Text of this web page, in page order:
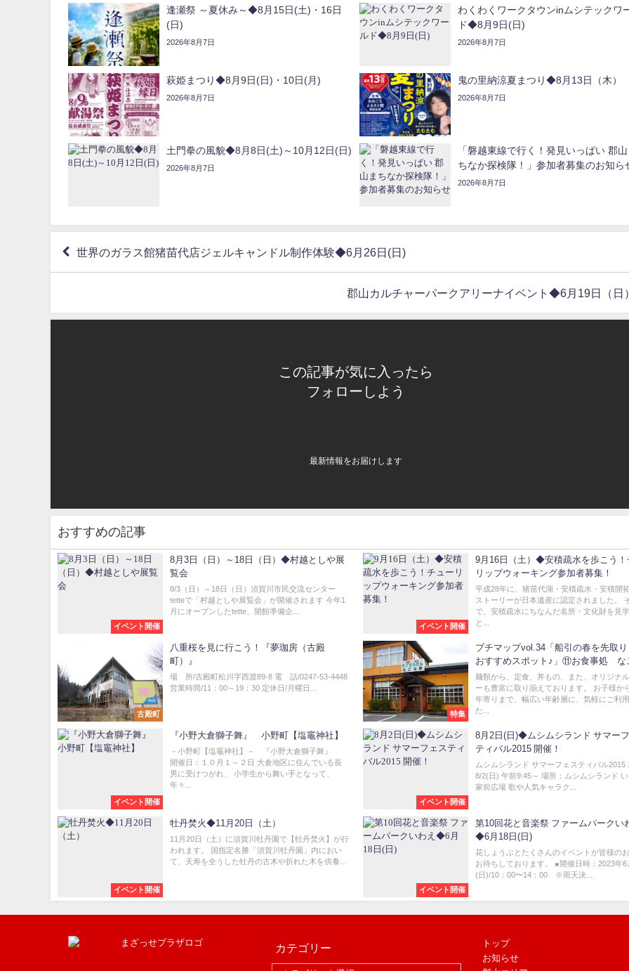
逢瀬祭 ～夏休み～◆8月15日(土)・16日
(日)
2026年8月7日
わくわくワークタウンinムシテックワ
ド◆8月9日(日)
2026年8月7日
萩姫まつり◆8月9日(日)・10日(月)
2026年8月7日
鬼の里納涼夏まつり◆8月13日（木）
2026年8月7日
土門拳の風貌◆8月8日(土)～10月12日(日)
2026年8月7日
「磐越東線で行く！発見いっぱい 郡山
ちなか探検隊！」参加者募集のお知ら
2026年8月7日
世界のガラス館猪苗代店ジェルキャンドル制作体験◆6月26日(日)
郡山カルチャーパークアリーナイベント◆6月19日（日）
この記事が気に入ったら
フォローしよう
最新情報をお届けします
おすすめの記事
イベント開催
8月3日（日）～18日（日）◆村越としや展
覧会
8/3（日）～18日（日）須賀川市民交流センター
tetteで「村越としや展覧会」が開催されます 今年1
月にオープンしたtette、開館準備企...
イベント開催
9月16日（土）◆安積疏水を歩こう！
リップウォーキング参加者募集！
平成28年に、猪苗代湖・安積疏水・安積開
ストーリーが日本遺産に認定されました。
で、安積疏水にちなんだ名所・文化財を見
と...
古殿町
八重桜を見に行こう！『夢珈房（古殿
町）』
場 所/古殿町松川字西渡89-8 電 話/0247-53-4448
営業時間/11：00～19：30 定休日/月曜日...
特集
プチマップvol.34「船引の春を先取り
おすすめスポット♪」⑪お食事処 な
麺類から、定食、丼もの、また、オリジナ
ーも豊富に取り揃えております。 お子様か
年寄りまで、幅広い年齢層に、気軽にご利
た...
イベント開催
『小野大倉獅子舞』 小野町【塩竈神社】
－小野町【塩竈神社】－ 『小野大倉獅子舞』
開催日：１０月１～２日 大倉地区に住んでいる長
男に受けつがれ、 小学生から舞い手となって、
年々...
イベント開催
8月2日(日)◆ムシムシランド サマー
ティバル2015 開催！
ムシムシランド サマーフェスティバル2015
8/2(日) 午前9:45～ 場所：ムシムシランド
家前広場 歌や人気キャラク...
イベント開催
牡丹焚火◆11月20日（土）
11月20日（土）に須賀川牡丹園で【牡丹焚火】が行
われます。 国指定名勝「須賀川牡丹園」内におい
て、天寿を全うした牡丹の古木や折れた木を供養...
イベント開催
第10回花と音楽祭 ファームパークい
◆6月18日(日)
花しょうぶとたくさんのイベントが皆様の
お待ちしております。 ●開催日時：2023年6
(日)/10：00〜14：00 ※雨天決...
カテゴリー
トップ
お知らせ